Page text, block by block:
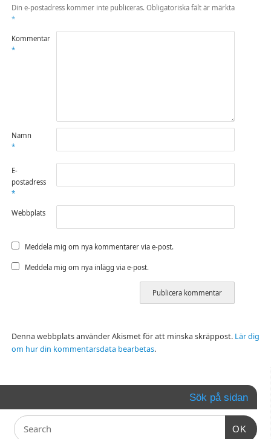
Din e-postadress kommer inte publiceras. Obligatoriska fält är märkta
*
Kommentar
*
Namn
*
E-
postadress
*
Webbplats
Meddela mig om nya kommentarer via e-post.
Meddela mig om nya inlägg via e-post.
Denna webbplats använder Akismet för att minska skräppost. Lär dig
om hur din kommentarsdata bearbetas.
Sök på sidan
OK